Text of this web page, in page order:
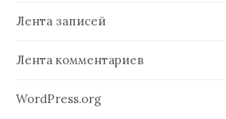
Лента записей
Лента комментариев
WordPress.org